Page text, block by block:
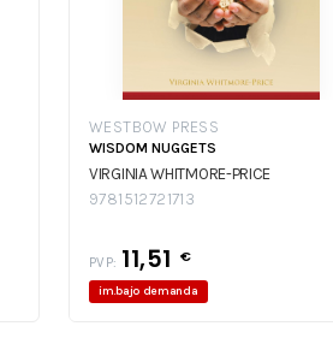
WESTBOW PRESS
WISDOM NUGGETS
VIRGINIA WHITMORE-PRICE
9781512721713
PVP: 11,51 €
im.bajo demanda